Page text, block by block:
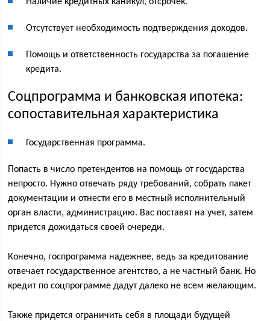
Отсутствует необходимость подтверждения доходов.
Помощь и ответственность государства за погашение
кредита.
Соцпрограмма и банковская ипотека:
сопоставительная характеристика
Государственная программа.
Попасть в число претендентов на помощь от государства
непросто. Нужно отвечать ряду требований, собрать пакет
документации и отнести его в местный исполнительный
орган власти, администрацию. Вас поставят на учет, затем
придется дожидаться своей очереди.
Конечно, госпрограмма надежнее, ведь за кредитование
отвечает государственное агентство, а не частный банк. Но
кредит по соцпрограмме дадут далеко не всем желающим.
Также придется ограничить себя в площади будущей